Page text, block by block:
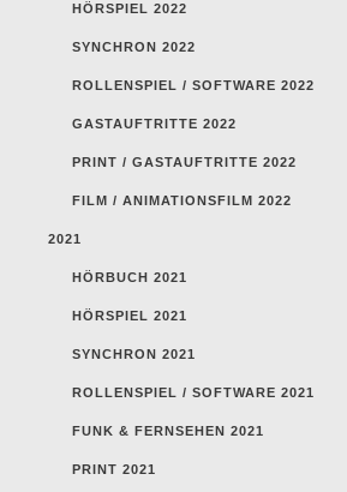
HÖRSPIEL 2022
SYNCHRON 2022
ROLLENSPIEL / SOFTWARE 2022
GASTAUFTRITTE 2022
PRINT / GASTAUFTRITTE 2022
FILM / ANIMATIONSFILM 2022
2021
HÖRBUCH 2021
HÖRSPIEL 2021
SYNCHRON 2021
ROLLENSPIEL / SOFTWARE 2021
FUNK & FERNSEHEN 2021
PRINT 2021